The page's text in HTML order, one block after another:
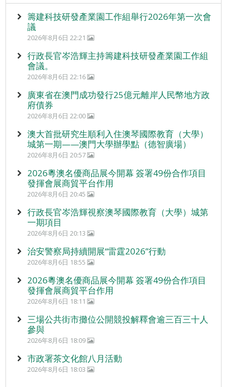
籌建科技研發產業園工作組舉行2026年第一次會
議
2026年8月6日 22:21
行政長官岑浩輝主持籌建科技研發產業園工作組
會議。
2026年8月6日 22:16
廣東省在澳門成功發行25億元離岸人民幣地方政
府債券
2026年8月6日 22:00
澳大首批研究生順利入住澳琴國際教育（大學）
城第一期——澳門大學辦學點（德智廣場）
2026年8月6日 20:57
2026粵澳名優商品展今開幕 簽署49份合作項目
發揮會展商貿平台作用
2026年8月6日 20:45
行政長官岑浩輝視察澳琴國際教育（大學）城第
一期項目
2026年8月6日 20:13
治安警察局持續開展“雷霆2026”行動
2026年8月6日 18:55
2026粵澳名優商品展今開幕 簽署49份合作項目
發揮會展商貿平台作用
2026年8月6日 18:11
三場公共街市攤位公開競投解釋會逾三百三十人
參與
2026年8月6日 18:09
市政署茶文化館八月活動
2026年8月6日 18:03